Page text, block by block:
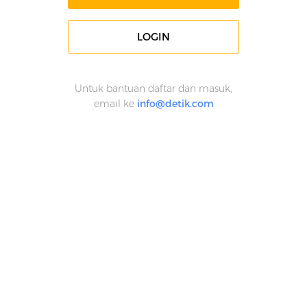
LOGIN
Untuk bantuan daftar dan masuk,
email ke info@detik.com